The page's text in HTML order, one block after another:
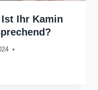
Ihr Kamin